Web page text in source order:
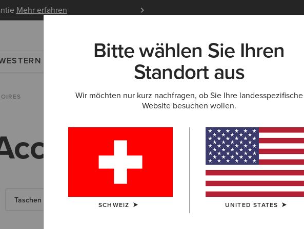
Mehr erfahren Kostenloser Standardversand ab 100 € &
für Ariat InsiderJetzt
NEU & FEATURED ARIAT LIFE OUTLET
für
Taschen & Geldbörsen Schals
Bitte wählen Sie Ihren
Standort aus
Wir möchten nur kurz nachfragen, ob Sie Ihre landesspezifische
Website besuchen wollen.
SCHWEIZ UNITED STATES